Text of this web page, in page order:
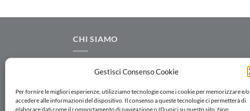
Gestisci Consenso Cookie
Per fornire le migliori esperienze, utilizziamo tecnologie come i cookie per memorizzare e/o
accedere alle informazioni del dispositivo. Il consenso a queste tecnologie ci permetterà di
elaborare dati come il comportamento di navigazione o ID unici su questo sito. Non
CHI SIAMO
distribuzione, irrigazione e trattamento delle
acque. Seguici su Linkedin